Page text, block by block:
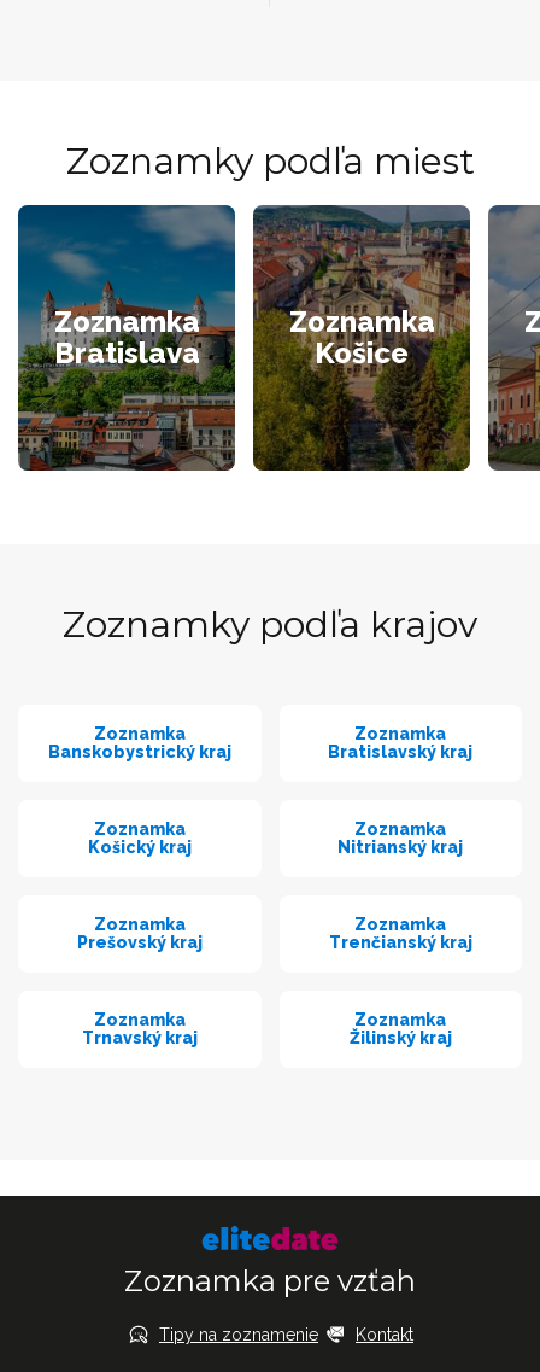
Zoznamky podľa miest
Zoznamka
Bratislava
Zoznamka
Košice
Zoznamky podľa krajov
Zoznamka
Banskobystrický kraj
Zoznamka
Bratislavský kraj
Zoznamka
Košický kraj
Zoznamka
Nitrianský kraj
Zoznamka
Prešovský kraj
Zoznamka
Trenčianský kraj
Zoznamka
Trnavský kraj
Zoznamka
Žilinský kraj
Zoznamka pre vzťah
Tipy na zoznamenie Kontakt